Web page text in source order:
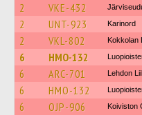
2 VKE-432
2 UNT-923 Karinord
2 VKL-802 Kokkolan
6 HMO-132
6 ARC-701 Lehdon
6 HMO-132
6 OJP-906 Koiviston